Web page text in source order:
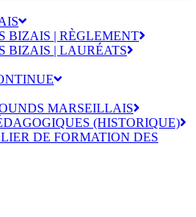
BIZAIS | RÈGLEMENT
BIZAIS | LAURÉATS
MARSEILLAIS
(HISTORIQUE)
DE FORMATION DES